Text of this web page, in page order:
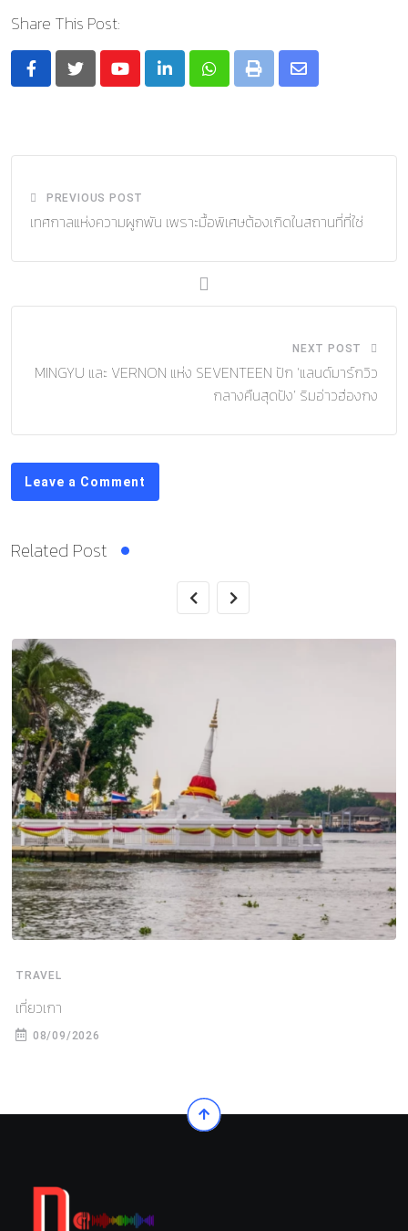
Share This Post:
YoutubeLinkedInWhatsapp
Print
Share
PREVIOUS POST
เทศกาลแห่งความผูกพัน เพราะมื้อพิเศษต้องเกิดในสถานที่ที่ใช่
NEXT POST
MINGYU และ VERNON แห่ง SEVENTEEN ปัก ‘แลนด์มาร์กวิว
กลางคืนสุดปัง’ ริมอ่าวฮ่องกง
Leave a Comment
Related Post
TRAVEL
เที่ยวเกา
08/09/2026